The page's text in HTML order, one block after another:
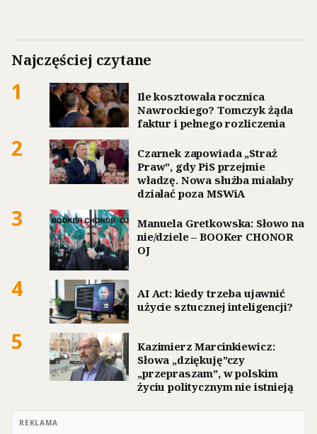
Najczęściej czytane
1
Ile kosztowała rocznica
Nawrockiego? Tomczyk żąda
faktur i pełnego rozliczenia
2
Czarnek zapowiada „Straż
Praw”, gdy PiS przejmie
władzę. Nowa służba miałaby
działać poza MSWiA
3
Manuela Gretkowska: Słowo na
nie/dziele – BOOKer CHONOR
OJ
4
AI Act: kiedy trzeba ujawnić
użycie sztucznej inteligencji?
5
Kazimierz Marcinkiewicz:
Słowa „dziękuję”czy
„przepraszam”, w polskim
życiu politycznym nie istnieją
REKLAMA